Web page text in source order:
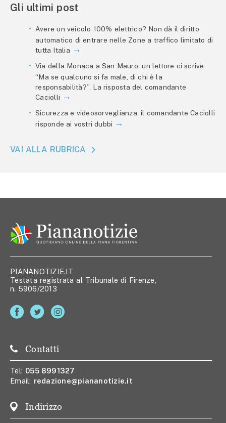
Gli ultimi post
Avere un veicolo 100% elettrico? Non dà il diritto
automatico di entrare nelle Zone a traffico limitato di
tutta Italia
Via della Monaca a San Mauro, un lettore ci scrive:
“Ma se qualcuno si fa male, di chi è la
responsabilità?”. La risposta del comandante
Caciolli
Sicurezza e videosorveglianza: il comandante Caciolli
risponde ai vostri dubbi
VAI ALLA RUBRICA
PIANANOTIZIE.IT
Testata registrata al Tribunale di Firenze,
n. 5906/2013
Contatti
Tel: 055 8991327
Email: redazione@piananotizie.it
Indirizzo